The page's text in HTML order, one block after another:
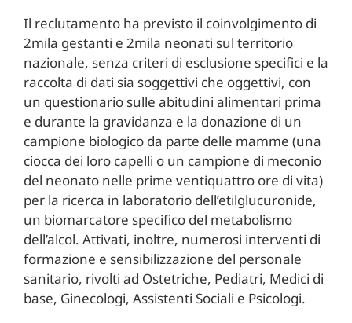
Il reclutamento ha previsto il coinvolgimento di
2mila gestanti e 2mila neonati sul territorio
nazionale, senza criteri di esclusione specifici e la
raccolta di dati sia soggettivi che oggettivi, con
un questionario sulle abitudini alimentari prima
e durante la gravidanza e la donazione di un
campione biologico da parte delle mamme (una
ciocca dei loro capelli o un campione di meconio
del neonato nelle prime ventiquattro ore di vita)
per la ricerca in laboratorio dell’etilglucuronide,
un biomarcatore specifico del metabolismo
dell’alcol. Attivati, inoltre, numerosi interventi di
formazione e sensibilizzazione del personale
sanitario, rivolti ad Ostetriche, Pediatri, Medici di
base, Ginecologi, Assistenti Sociali e Psicologi.